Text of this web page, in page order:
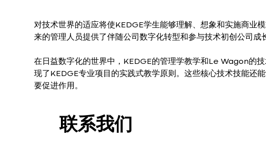
对技术世界的适应将使KEDGE学生能够理解、想象和实施商业
来的管理人员提供了伴随公司数字化转型和参与技术初创公司成
在日益数字化的世界中，KEDGE的管理学教学和Le Wagon的
现了KEDGE专业项目的实践式教学原则。这些核心技术技能还
要促进作用。
联系我们